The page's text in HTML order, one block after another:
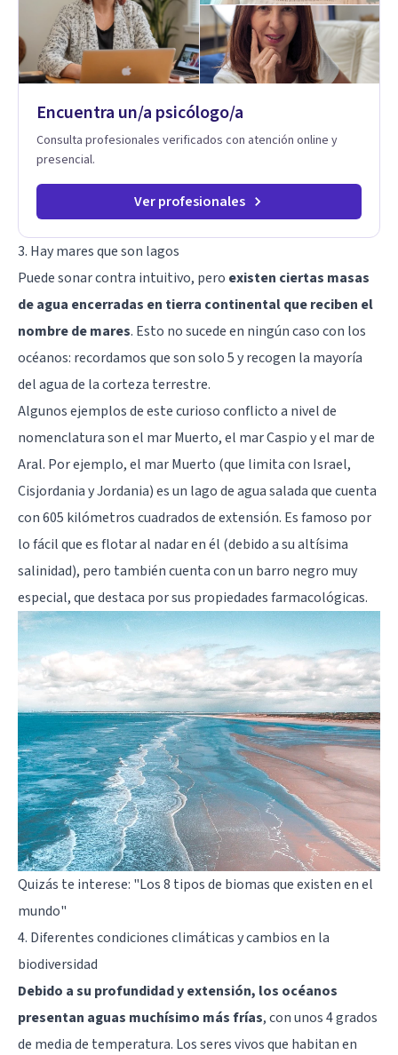
Encuentra un/a psicólogo/a
Consulta profesionales verificados con atención online y
presencial.
Ver profesionales
3. Hay mares que son lagos
Puede sonar contra intuitivo, pero existen ciertas masas
de agua encerradas en tierra continental que reciben el
nombre de mares. Esto no sucede en ningún caso con los
océanos: recordamos que son solo 5 y recogen la mayoría
del agua de la corteza terrestre.
Algunos ejemplos de este curioso conflicto a nivel de
nomenclatura son el mar Muerto, el mar Caspio y el mar de
Aral. Por ejemplo, el mar Muerto (que limita con Israel,
Cisjordania y Jordania) es un lago de agua salada que cuenta
con 605 kilómetros cuadrados de extensión. Es famoso por
lo fácil que es flotar al nadar en él (debido a su altísima
salinidad), pero también cuenta con un barro negro muy
especial, que destaca por sus propiedades farmacológicas.
Quizás te interese: "Los 8 tipos de biomas que existen en el
mundo"
4. Diferentes condiciones climáticas y cambios en la
biodiversidad
Debido a su profundidad y extensión, los océanos
presentan aguas muchísimo más frías, con unos 4 grados
de media de temperatura. Los seres vivos que habitan en